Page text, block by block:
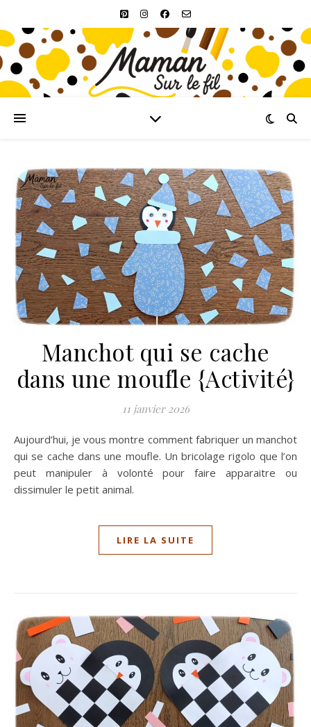
Manchot qui se cache
dans une moufle {Activité}
11 janvier 2026
Aujourd’hui, je vous montre comment fabriquer un manchot
qui se cache dans une moufle. Un bricolage rigolo que l’on
peut manipuler à volonté pour faire apparaitre ou
dissimuler le petit animal.
LIRE LA SUITE